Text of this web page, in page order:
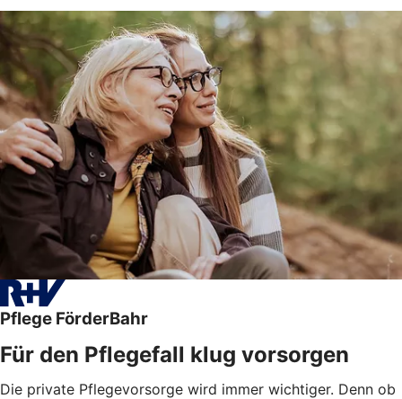
Pflege FörderBahr
Für den Pflegefall klug vorsorgen
Die private Pflegevorsorge wird immer wichtiger. Denn ob